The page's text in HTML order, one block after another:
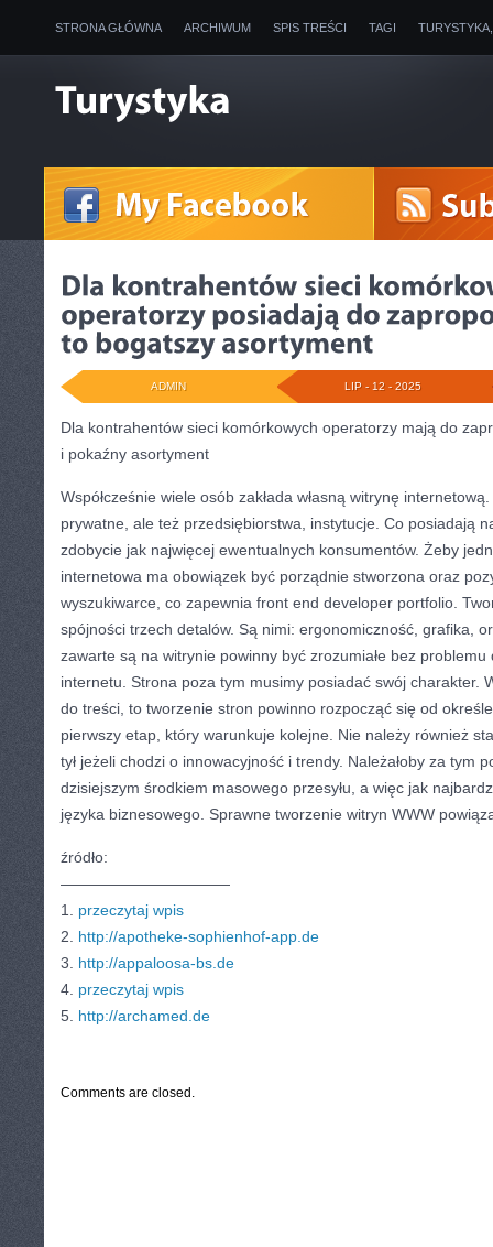
STRONA GŁÓWNA ARCHIWUM SPIS TREŚCI TAGI
LIP - 12 - 2025
ADMIN
Dla kontrahentów sieci komórkowych operatorzy mają do
i pokaźny asortyment
Współcześnie wiele osób zakłada własną witrynę
prywatne, ale też przedsiębiorstwa, instytucje. Co posiadają
zdobycie jak najwięcej ewentualnych konsumentów. Żeby
internetowa ma obowiązek być porządnie stworzona oraz
wyszukiwarce, co zapewnia front end developer portfolio.
spójności trzech detalów. Są nimi: ergonomiczność, grafika,
zawarte są na witrynie powinny być zrozumiałe bez
internetu. Strona poza tym musimy posiadać swój charakter.
do treści, to tworzenie stron powinno rozpocząć się od
pierwszy etap, który warunkuje kolejne. Nie należy również
tył jeżeli chodzi o innowacyjność i trendy. Należałoby za tym
dzisiejszym środkiem masowego przesyłu, a więc jak
języka biznesowego. Sprawne tworzenie witryn WWW
źródło:
———————————
1. przeczytaj wpis
2. http://apotheke-sophienhof-app.de
3. http://appaloosa-bs.de
4. przeczytaj wpis
5. http://archamed.de
Comments are closed.